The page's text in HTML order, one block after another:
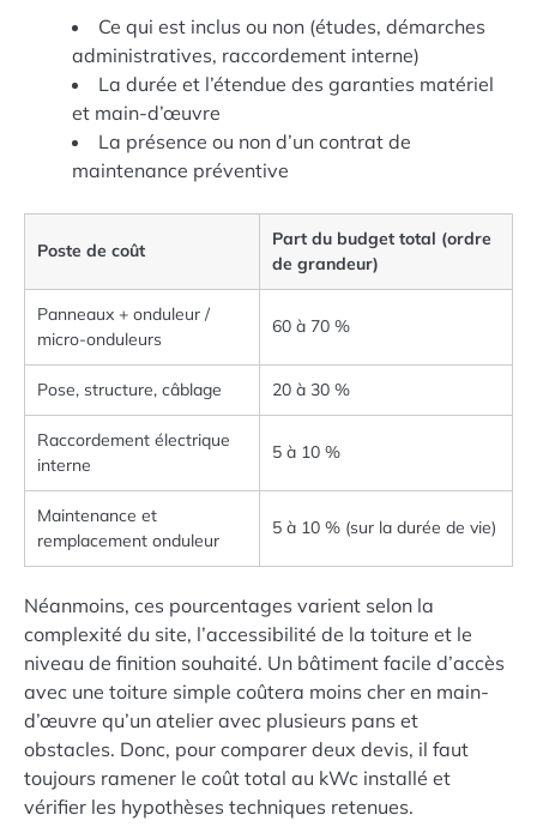
Ce qui est inclus ou non (études, démarches
administratives, raccordement interne)
La durée et l’étendue des garanties matériel
et main-d’œuvre
La présence ou non d’un contrat de
maintenance préventive
Poste de coût
Part du budget total (ordre
de grandeur)
Panneaux + onduleur /
micro-onduleurs
60 à 70 %
Pose, structure, câblage 20 à 30 %
Raccordement électrique
interne
5 à 10 %
Maintenance et
remplacement onduleur
5 à 10 % (sur la durée de vie)
Néanmoins, ces pourcentages varient selon la
complexité du site, l’accessibilité de la toiture et le
niveau de finition souhaité. Un bâtiment facile d’accès
avec une toiture simple coûtera moins cher en main-
d’œuvre qu’un atelier avec plusieurs pans et
obstacles. Donc, pour comparer deux devis, il faut
toujours ramener le coût total au kWc installé et
vérifier les hypothèses techniques retenues.